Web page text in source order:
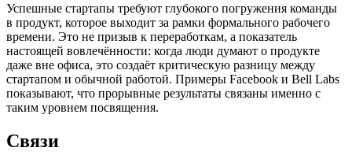
Успешные стартапы требуют глубокого погружения команды
в продукт, которое выходит за рамки формального рабочего
времени. Это не призыв к переработкам, а показатель
настоящей вовлечённости: когда люди думают о продукте
даже вне офиса, это создаёт критическую разницу между
стартапом и обычной работой. Примеры Facebook и Bell Labs
показывают, что прорывные результаты связаны именно с
таким уровнем посвящения.
Связи